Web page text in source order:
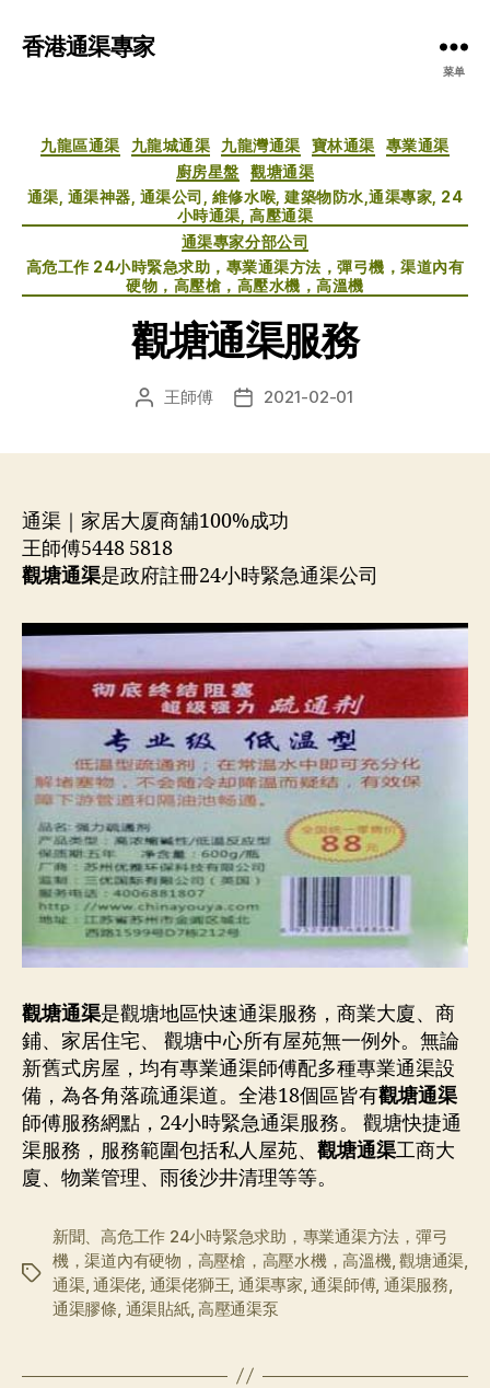
香港通渠專家
菜单
分
类
九龍區通渠 九龍城通渠 九龍灣通渠 寶林通渠
專業通渠
廚房星盤
觀塘通渠
通渠, 通渠神器, 通渠公司, 維修水喉, 建築物防水,通渠專家, 24
小時通渠, 高壓通渠
通渠專家分部公司
高危工作 24小時緊急求助，專業通渠方法，彈弓機，渠道內有
硬物，高壓槍，高壓水機，高溫機
觀塘通渠服務
文 王師傅
发 2021-02-01
通渠｜家居大厦商舖100%成功
王師傅5448 5818
觀塘通渠是政府註冊24小時緊急通渠公司
觀塘通渠是觀塘地區快速通渠服務，商業大廈、商
鋪、家居住宅、 觀塘中心所有屋苑無一例外。無論
新舊式房屋，均有專業通渠師傅配多種專業通渠設
備，為各角落疏通渠道。全港18個區皆有觀塘通渠
師傅服務網點，24小時緊急通渠服務。 觀塘快捷通
渠服務，服務範圍包括私人屋苑、 觀塘通渠工商大
廈、物業管理、雨後沙井清理等等。
标
新聞、高危工作 24小時緊急求助，專業通渠方法，彈弓
機，渠道內有硬物，高壓槍，高壓水機，高溫機,觀塘通渠
通渠, 通渠佬 通渠佬獅王 通渠專家 ,通渠師傅, 通渠服務
通渠膠條 通渠貼紙, 高壓通渠泵